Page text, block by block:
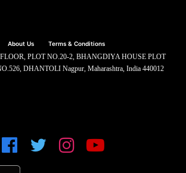
About Us Terms & Conditions
PLOT NO.20-2, BHANGDIYA HOUSE PLOT
DHANTOLI Nagpur, Maharashtra, India 440012